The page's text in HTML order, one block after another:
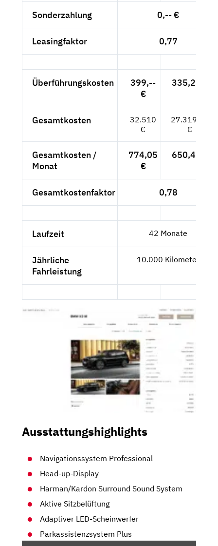
Sonderzahlung 0,-- €
Leasingfaktor 0,77
Überführungskosten
399,--
€
335,29 €
Gesamtkosten
32.510
€
27.319,41
€
Gesamtkosten /
Monat
774,05
€
650,46 €
Gesamtkostenfaktor 0,78
Laufzeit 42 Monate
Jährliche
Fahrleistung
10.000 Kilometer
Ausstattungshighlights
Navigationssystem Professional
Head-up-Display
Harman/Kardon Surround Sound System
Aktive Sitzbelüftung
Adaptiver LED-Scheinwerfer
Parkassistenzsystem Plus